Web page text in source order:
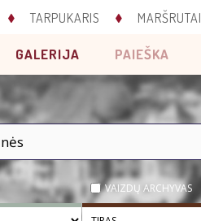
TARPUKARIS MARŠRUTAI
GALERIJA PAIEŠKA
VAIZDŲ ARCHYVAS